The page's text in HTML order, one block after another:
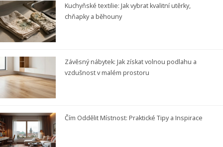
Kuchyňské textilie: Jak vybrat kvalitní utěrky,
chňapky a běhouny
Závěsný nábytek: Jak získat volnou podlahu a
vzdušnost v malém prostoru
Čím Oddělit Místnost: Praktické Tipy a Inspirace